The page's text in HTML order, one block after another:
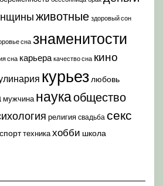
животные здоровый сон
сна знаменитости
сна карьера качество сна кино
курьез любовь
мужчина наукаобщество
религия свадьба секс
спорттехникахобби школа